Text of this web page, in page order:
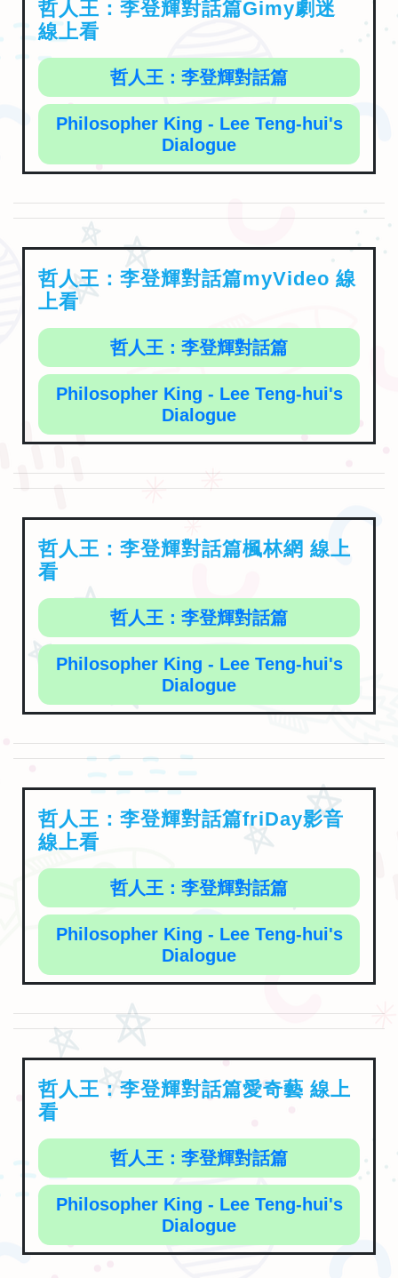
哲人王：李登輝對話篇Gimy劇迷
線上看
哲人王：李登輝對話篇
Philosopher King - Lee Teng-hui's
Dialogue
哲人王：李登輝對話篇myVideo 線
上看
哲人王：李登輝對話篇
Philosopher King - Lee Teng-hui's
Dialogue
哲人王：李登輝對話篇楓林網 線上
看
哲人王：李登輝對話篇
Philosopher King - Lee Teng-hui's
Dialogue
哲人王：李登輝對話篇friDay影音
線上看
哲人王：李登輝對話篇
Philosopher King - Lee Teng-hui's
Dialogue
哲人王：李登輝對話篇愛奇藝 線上
看
哲人王：李登輝對話篇
Philosopher King - Lee Teng-hui's
Dialogue